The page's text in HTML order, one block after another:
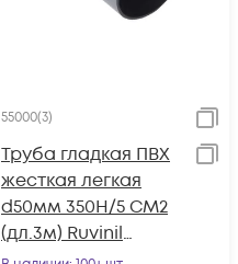
55000(3)
Труба гладкая ПВХ
жесткая легкая
d50мм 350Н/5 СМ2
(дл.3м) Ruvinil